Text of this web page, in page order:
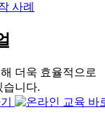
사례
더욱 효율적으로
습니다.